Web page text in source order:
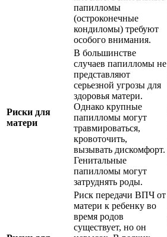
папилломы
(остроконечные
кондиломы) требуют
особого внимания.
Риски для
матери
В большинстве
случаев папилломы не
представляют
серьезной угрозы для
здоровья матери.
Однако крупные
папилломы могут
травмироваться,
кровоточить,
вызывать дискомфорт.
Генитальные
папилломы могут
затруднять роды.
Риск передачи ВПЧ от
матери к ребенку во
время родов
существует, но он